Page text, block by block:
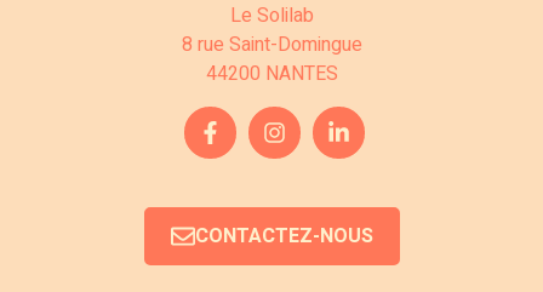
Le Solilab
8 rue Saint-Domingue
44200 NANTES
CONTACTEZ-NOUS